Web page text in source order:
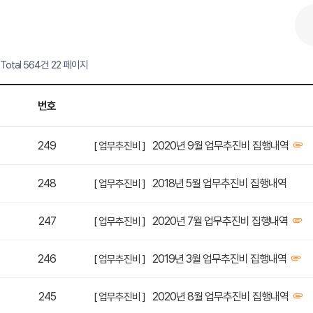
Total 564건 22 페이지
번호
249 [ 업무추진비 ] 2020년 9월 업무추진비 집행내역
248 [ 업무추진비 ] 2018년 5월 업무추진비 집행내역
247 [ 업무추진비 ] 2020년 7월 업무추진비 집행내역
246 [ 업무추진비 ] 2019년 3월 업무추진비 집행내역
245 [ 업무추진비 ] 2020년 8월 업무추진비 집행내역